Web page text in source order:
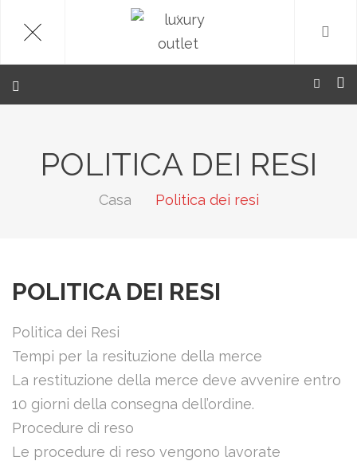
.
POLITICA DEI RESI
Casa Politica dei resi
POLITICA DEI RESI
Politica dei Resi
Tempi per la resituzione della merce
La restituzione della merce deve avvenire entro
10 giorni della consegna dell’ordine.
Procedure di reso
Le procedure di reso vengono lavorate